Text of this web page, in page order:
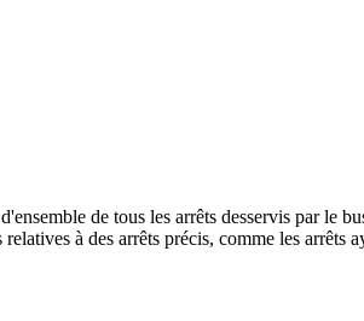
de tous les arrêts desservis par le
à des arrêts précis, comme les arrêts